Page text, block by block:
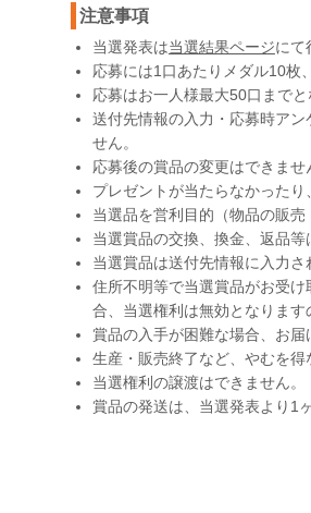
注意事項
当選発表は当選結果ページにて
応募には1口あたりメダル10枚
応募はお一人様最大50口までと
送付先情報の入力・応募時ア
せん。
応募後の賞品の変更はできませ
プレゼントが当たらなかったり
当選品を営利目的（物品の販売
当選賞品の交換、換金、返品等
当選賞品は送付先情報に入力
住所不明等で当選賞品がお受
合、当選権利は無効となります
賞品の入手が困難な場合、お届
生産・販売終了など、やむを得
当選権利の譲渡はできません。
賞品の発送は、当選発表より1